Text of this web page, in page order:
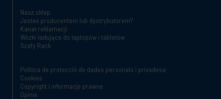
Nasz sklep
Jesteś producentem lub dystrybutorem?
Kanał reklamacji
Wózki ładujące do laptopów i tabletów
Szafy Rack
Política de protecció de dades personals i privadesa
Cookies
Copyright i informacje prawne
Opinie